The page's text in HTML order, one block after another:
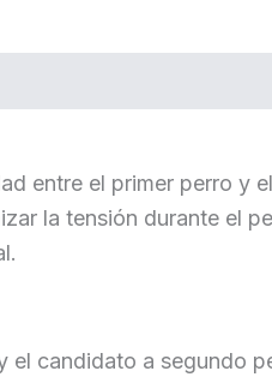
entre el primer perro
la tensión durante el
el candidato a segundo